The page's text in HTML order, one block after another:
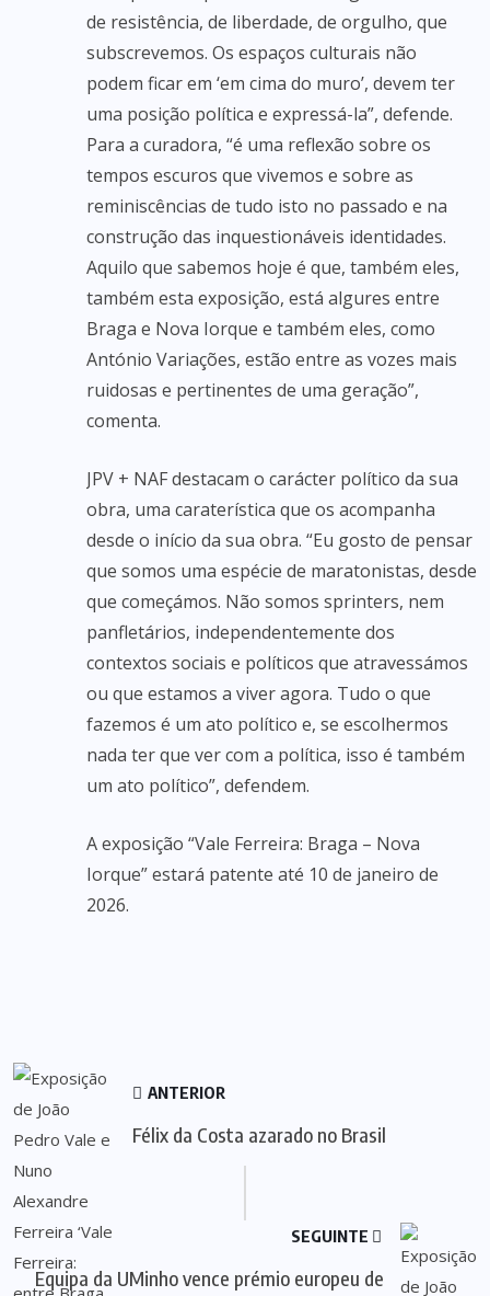
de resistência, de liberdade, de orgulho, que
subscrevemos. Os espaços culturais não
podem ficar em ‘em cima do muro’, devem ter
uma posição política e expressá-la”, defende.
Para a curadora, “é uma reflexão sobre os
tempos escuros que vivemos e sobre as
reminiscências de tudo isto no passado e na
construção das inquestionáveis identidades.
Aquilo que sabemos hoje é que, também eles,
também esta exposição, está algures entre
Braga e Nova Iorque e também eles, como
António Variações, estão entre as vozes mais
ruidosas e pertinentes de uma geração”,
comenta.
JPV + NAF destacam o carácter político da sua
obra, uma caraterística que os acompanha
desde o início da sua obra. “Eu gosto de pensar
que somos uma espécie de maratonistas, desde
que começámos. Não somos sprinters, nem
panfletários, independentemente dos
contextos sociais e políticos que atravessámos
ou que estamos a viver agora. Tudo o que
fazemos é um ato político e, se escolhermos
nada ter que ver com a política, isso é também
um ato político”, defendem.
A exposição “Vale Ferreira: Braga – Nova
Iorque” estará patente até 10 de janeiro de
2026.
ANTERIOR
Félix da Costa azarado no Brasil
SEGUINTE
Equipa da UMinho vence prémio europeu de